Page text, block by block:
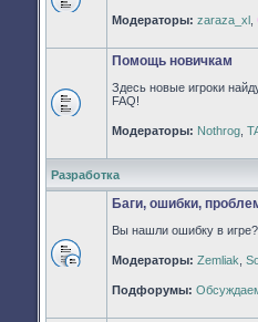
Нет
непрочитанных
Модераторы: zaraza_xl
непрочитанных
Помощь новичкам
Здесь новые игроки
FAQ!
Модераторы: Nothrog
Разработка
непрочитанных
сообщений
Баги, ошибки,
Вы нашли ошибку в
Модераторы: Zemliak
Подфорумы: